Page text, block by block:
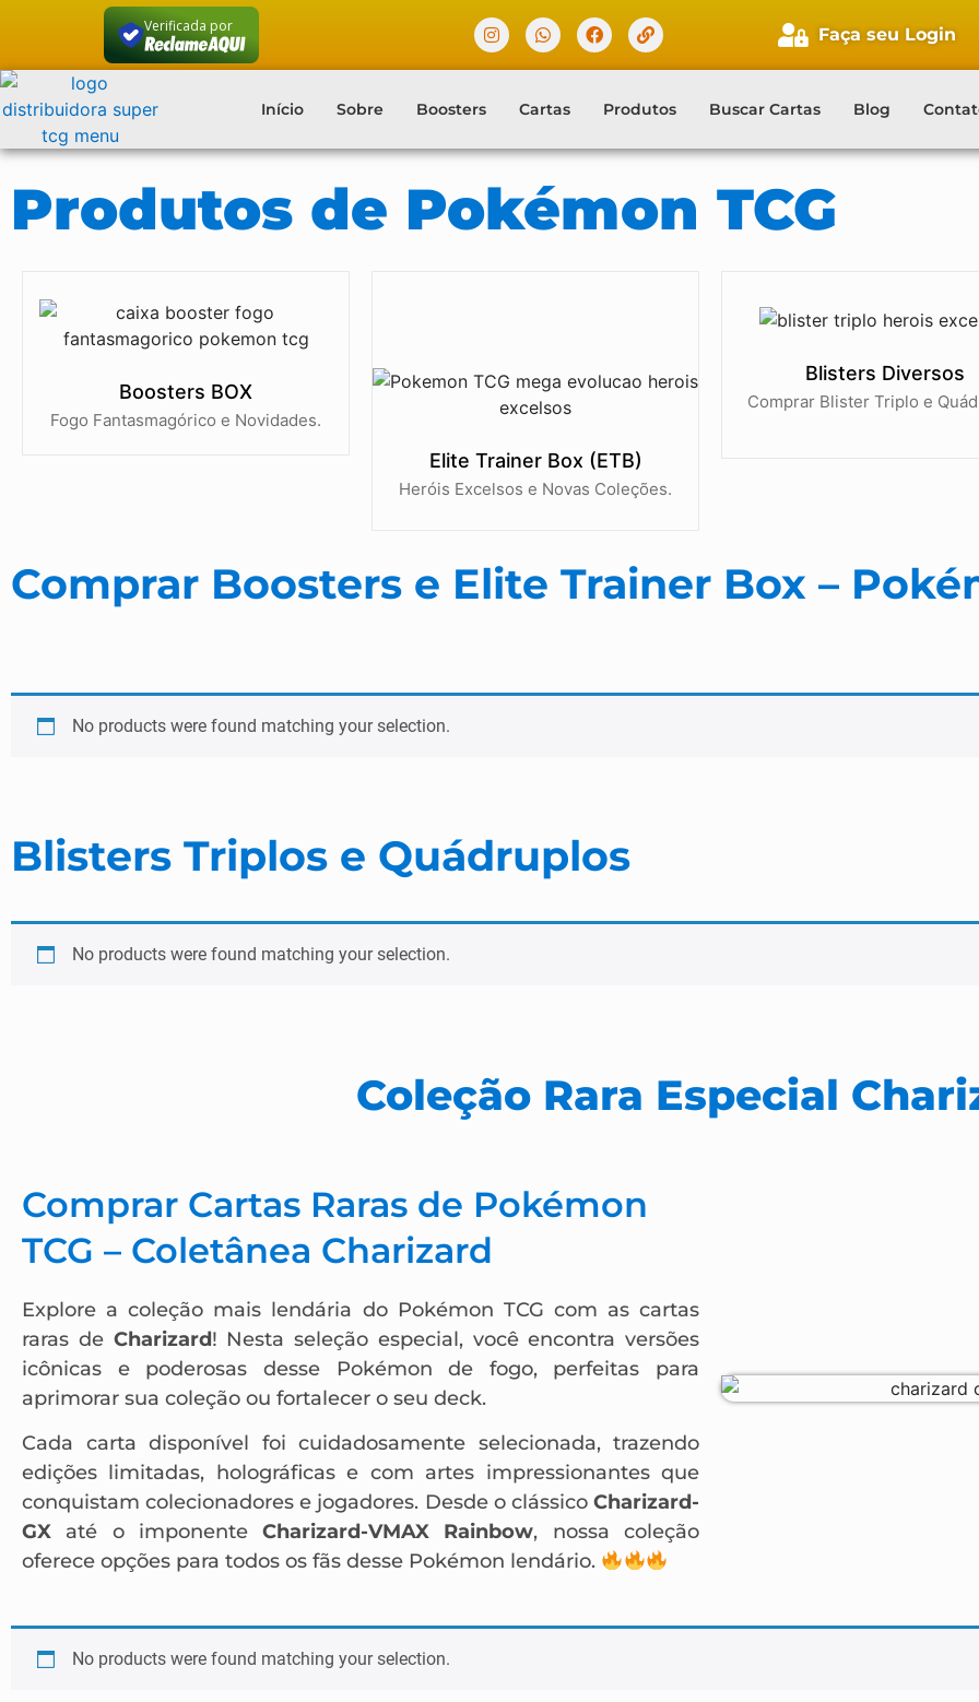
Verificada por Faça seu Login
Início Sobre Boosters Cartas Produtos Buscar Cartas Blog
Produtos de Pokémon TCG
Boosters BOX
Fogo Fantasmagórico e Novidades.
Elite Trainer Box (ETB)
Heróis Excelsos e Novas Coleções.
Blisters Diversos
Comprar Blister Triplo e
Comprar Boosters e Elite Trainer Box –
No products were found matching your selection.
Blisters Triplos e Quádruplos
No products were found matching your selection.
Coleção Rara Especial
Comprar Cartas Raras de Pokémon
TCG – Coletânea Charizard
Explore a coleção mais lendária do Pokémon TCG com as cartas
raras de Charizard! Nesta seleção especial, você encontra versões
icônicas e poderosas desse Pokémon de fogo, perfeitas para
aprimorar sua coleção ou fortalecer o seu deck.
Cada carta disponível foi cuidadosamente selecionada, trazendo
edições limitadas, holográficas e com artes impressionantes que
conquistam colecionadores e jogadores. Desde o clássico Charizard-
GX até o imponenteCharizard-VMAX Rainbow, nossa coleção
oferece opções para todos os fãs desse Pokémon lendário.
No products were found matching your selection.